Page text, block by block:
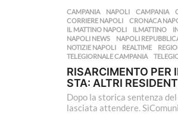
i
a
g
o
CAMPANIA ,NAPOLI CAMPANIA ,
CORRIERE NAPOLI
,CRONACA
IL MATTINO NAPOLI
,ILMATTINO ,
NAPOLI NEWS
,NAPOLI
NOTIZIE NAPOLI
,REALTIME ,
TELEGIORNALE CAMPANIA
,
RISARCIMENTO PER
STA: ALTRI
Dopo la storica sentenza
lasciata attendere.